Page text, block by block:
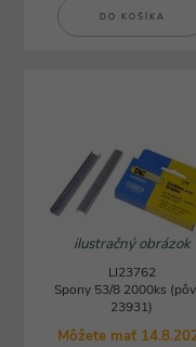
DO KOŠÍKA
ilustračný obrázok
LI23762
Spony 53/8 2000ks
23931)
Môžete mať